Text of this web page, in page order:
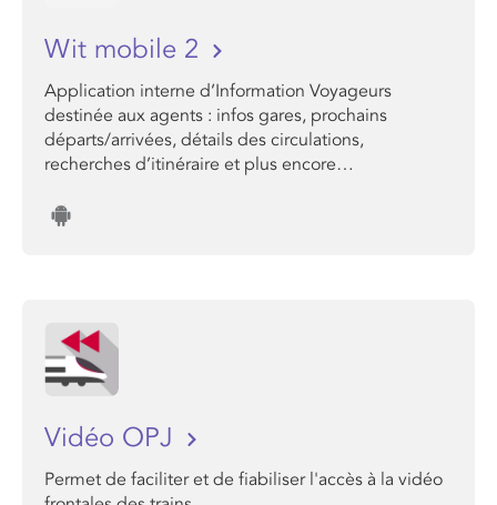
Wit mobile 2
Application interne d’Information Voyageurs
destinée aux agents : infos gares, prochains
départs/arrivées, détails des circulations,
recherches d’itinéraire et plus encore…
Vidéo OPJ
Permet de faciliter et de fiabiliser l'accès à la vidéo